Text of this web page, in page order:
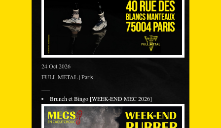
24 Oct 2026
FULL METAL | Paris
Brunch et Bingo [WEEK-END MEC 2026]